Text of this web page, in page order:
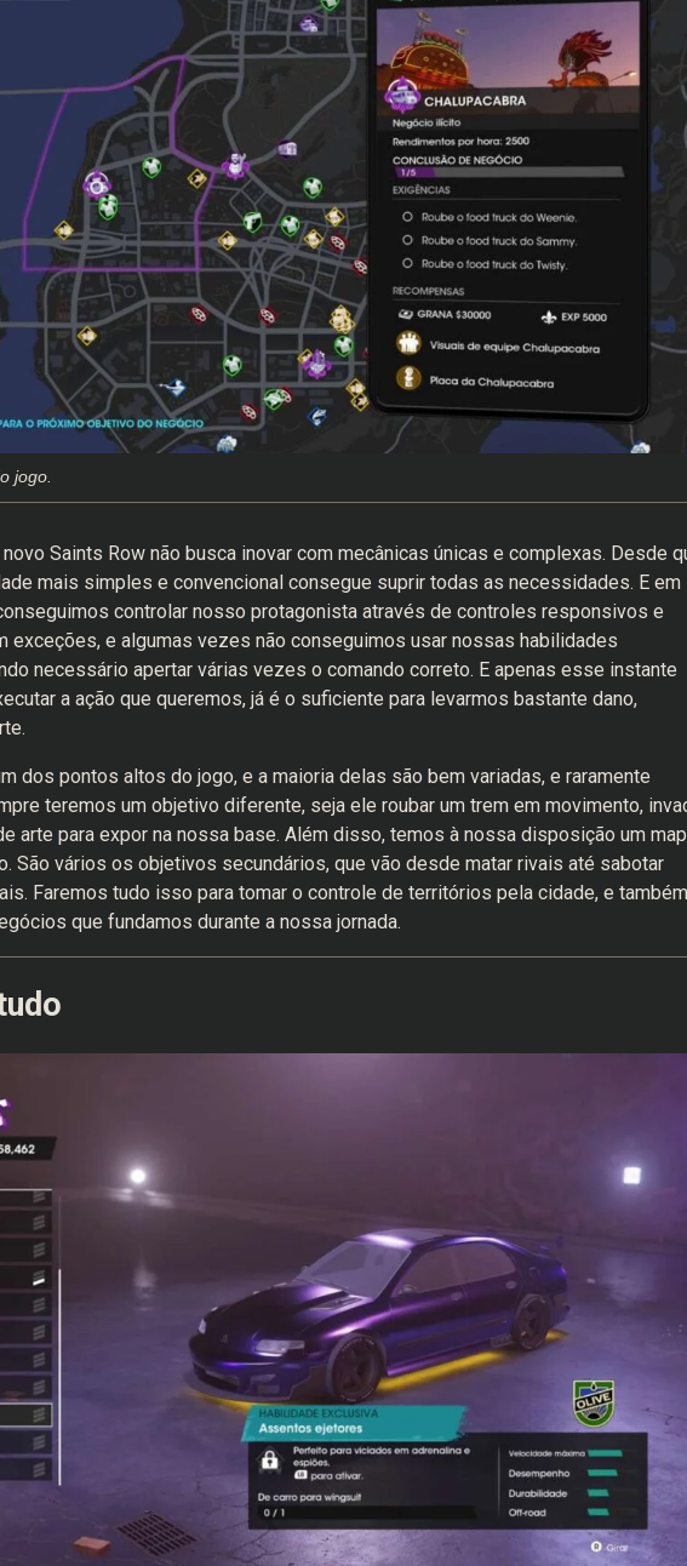
jogo.
novo Saints Row não busca inovar com mecânicas únicas e complexas. Desde
mais simples e convencional consegue suprir todas as necessidades. E em
controlar nosso protagonista através de controles responsivos e
exceções, e algumas vezes não conseguimos usar nossas habilidades
necessário apertar várias vezes o comando correto. E apenas esse instante
a ação que queremos, já é o suficiente para levarmos bastante dano,
dos pontos altos do jogo, e a maioria delas são bem variadas, e raramente
teremos um objetivo diferente, seja ele roubar um trem em movimento,
arte para expor na nossa base. Além disso, temos à nossa disposição um
São vários os objetivos secundários, que vão desde matar rivais até sabotar
Faremos tudo isso para tomar o controle de territórios pela cidade, e também
que fundamos durante a nossa jornada.